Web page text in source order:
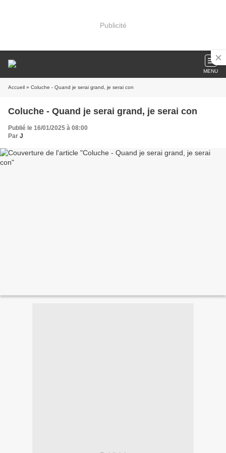
Publicité
MENU
Accueil » Coluche - Quand je serai grand, je serai con
Coluche - Quand je serai grand, je serai con
Publié le 16/01/2025 à 08:00
Par J